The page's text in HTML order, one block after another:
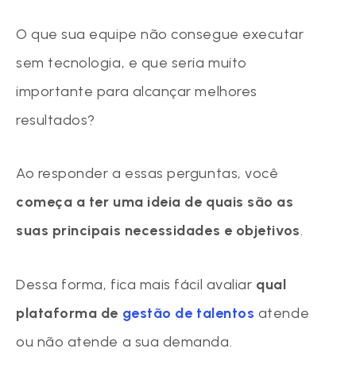
O que sua equipe não consegue executar
sem tecnologia, e que seria muito
importante para alcançar melhores
resultados?
Ao responder a essas perguntas, você
começa a ter uma ideia de quais são as
suas principais necessidades e objetivos.
Dessa forma, fica mais fácil avaliar qual
plataforma de gestão de talentos atende
ou não atende a sua demanda.